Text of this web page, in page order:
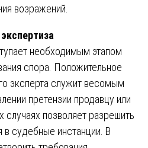
возражений.
экспертиза
необходимым этапом
спора. Положительное
эксперта служит весомым
претензии продавцу или
случаях позволяет разрешить
судебные инстанции. В